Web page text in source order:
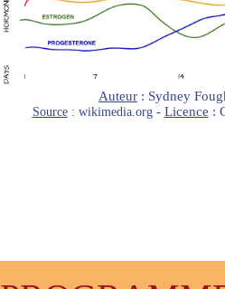
Auteur : Sydney
Source: wikimedia.org- Licence :